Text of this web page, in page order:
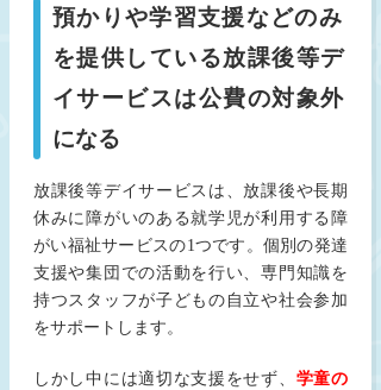
預かりや学習支援などのみ
を提供している放課後等デ
イサービスは公費の対象外
になる
放課後等デイサービスは、放課後や長期
休みに障がいのある就学児が利用する障
がい福祉サービスの1つです。個別の発達
支援や集団での活動を行い、専門知識を
持つスタッフが子どもの自立や社会参加
をサポートします。
しかし中には適切な支援をせず、 学童の